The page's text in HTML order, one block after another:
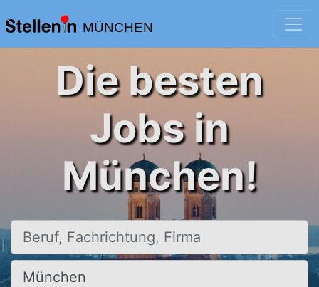
MÜNCHEN
Die besten
Jobs in
München!
Beruf, Fachrichtung, Firma
Ort, Stadt